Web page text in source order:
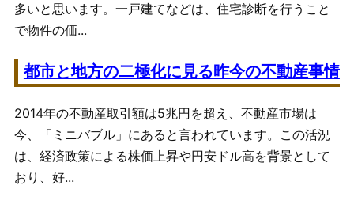
多いと思います。一戸建てなどは、住宅診断を行うこと
で物件の価...
都市と地方の二極化に見る昨今の不動産事情
2014年の不動産取引額は5兆円を超え、不動産市場は
今、「ミニバブル」にあると言われています。この活況
は、経済政策による株価上昇や円安ドル高を背景として
おり、好...